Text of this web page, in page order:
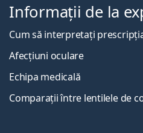
Informații de la
Cum să interpretați
Afecțiuni oculare
Echipa medicală
Comparații între lentilele de